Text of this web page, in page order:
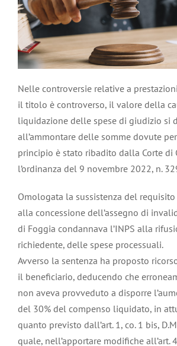
Nelle controversie relative a
il titolo è controverso, il valore della
liquidazione delle spese di giudizio si
all’ammontare delle somme dovute
principio è stato ribadito dalla Corte di
l’ordinanza del 9 novembre 2022, n.
Omologata la sussistenza del
alla concessione dell’assegno di
di Foggia condannava l’INPS alla
richiedente, delle spese processuali.
Avverso la sentenza ha proposto
il beneficiario, deducendo che
non aveva provveduto a disporre
del 30% del compenso liquidato, in
quanto previsto dall’art. 1, co. 1 bis,
quale, nell’apportare modifiche all’art.